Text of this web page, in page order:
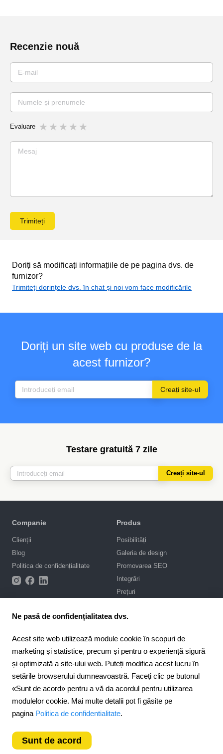
Recenzie nouă
Evaluare
Trimiteți
Doriți să modificați informațiile de pe pagina dvs. de
furnizor?
Trimiteți dorințele dvs. în chat și noi vom face modificările
Doriți un site web cu produse de la
acest furnizor?
Creați site-ul
Testare gratuită 7 zile
Creați site-ul
Companie
Clienții
Blog
Politica de confidențialitate
Produs
Posibilități
Galeria de design
Promovarea SEO
Integrări
Prețuri
Asistență
Pentru parteneri
Program de afiliere
924recenzii
Romania
Ne pasă de confidențialitatea dvs.
Acest site web utilizează module cookie în scopuri de
marketing și statistice, precum și pentru o experiență sigură
și optimizată a site-ului web. Puteți modifica acest lucru în
setările browserului dumneavoastră. Faceți clic pe butonul
«Sunt de acord» pentru a vă da acordul pentru utilizarea
modulelor cookie. Mai multe detalii pot fi găsite pe
pagina Politica de confidentialitate.
Sunt de acord